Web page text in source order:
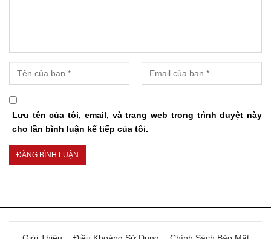
Lưu tên của tôi, email, và trang web trong trình duyệt này
cho lần bình luận kế tiếp của tôi.